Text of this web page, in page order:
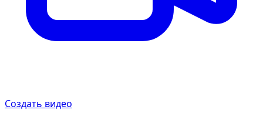
Создать видео